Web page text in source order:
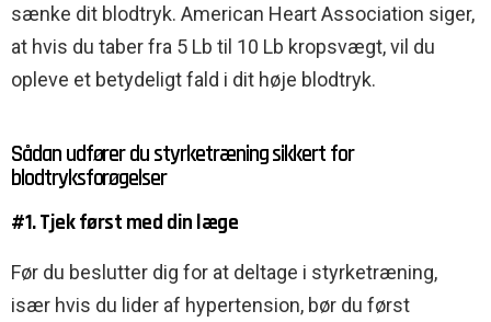
sænke dit blodtryk. American Heart Association siger,
at hvis du taber fra 5 Lb til 10 Lb kropsvægt, vil du
opleve et betydeligt fald i dit høje blodtryk.
Sådan udfører du styrketræning sikkert for
blodtryksforøgelser
#1. Tjek først med din læge
Før du beslutter dig for at deltage i styrketræning,
især hvis du lider af hypertension, bør du først